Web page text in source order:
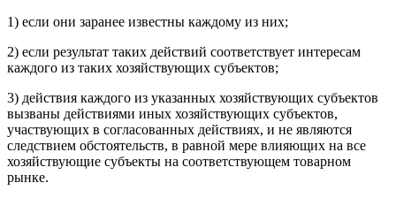
1) если они заранее известны каждому из них;
2) если результат таких действий соответствует интересам
каждого из таких хозяйствующих субъектов;
3) действия каждого из указанных хозяйствующих субъектов
вызваны действиями иных хозяйствующих субъектов,
участвующих в согласованных действиях, и не являются
следствием обстоятельств, в равной мере влияющих на все
хозяйствующие субъекты на соответствующем товарном
рынке.